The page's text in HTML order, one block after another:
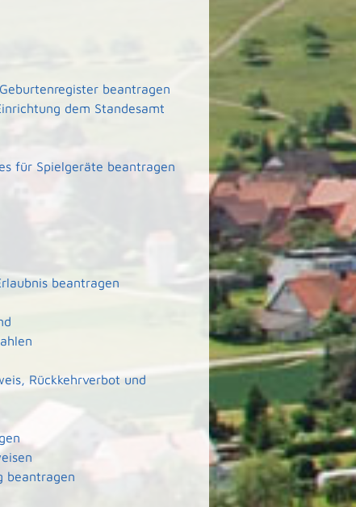
beantragen
dem Standesamt
für Spielgeräte beantragen
beantragen
Rückkehrverbot und
beantragen